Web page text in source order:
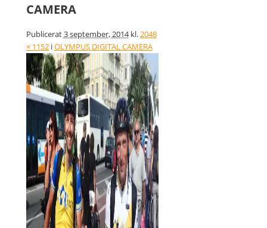
CAMERA
Publicerat3 september, 2014kl.2048
× 1152iOLYMPUS DIGITAL CAMERA